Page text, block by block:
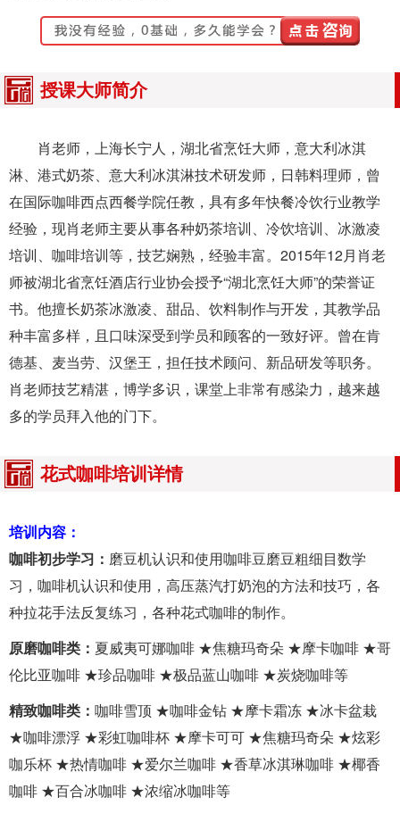
授课大师简介
肖老师，上海长宁人，湖北省烹饪大师，意大利冰淇
淋、港式奶茶、意大利冰淇淋技术研发师，日韩料理师，曾
在国际咖啡西点西餐学院任教，具有多年快餐冷饮行业教学
经验，现肖老师主要从事各种奶茶培训、冷饮培训、冰激凌
培训、咖啡培训等，技艺娴熟，经验丰富。2015年12月肖老
师被湖北省烹饪酒店行业协会授予“湖北烹饪大师”的荣誉证
书。他擅长奶茶冰激凌、甜品、饮料制作与开发，其教学品
种丰富多样，且口味深受到学员和顾客的一致好评。曾在肯
德基、麦当劳、汉堡王，担任技术顾问、新品研发等职务。
肖老师技艺精湛，博学多识，课堂上非常有感染力，越来越
多的学员拜入他的门下。
花式咖啡培训详情
培训内容：
咖啡初步学习： 磨豆机认识和使用咖啡豆磨豆粗细目数学
习，咖啡机认识和使用，高压蒸汽打奶泡的方法和技巧，各
种拉花手法反复练习，各种花式咖啡的制作。
原磨咖啡类： 夏威夷可娜咖啡 ★焦糖玛奇朵 ★摩卡咖啡 ★哥
伦比亚咖啡 ★珍品咖啡 ★极品蓝山咖啡 ★炭烧咖啡等
精致咖啡类： 咖啡雪顶 ★咖啡金钻 ★摩卡霜冻 ★冰卡盆栽
★咖啡漂浮 ★彩虹咖啡杯 ★摩卡可可 ★焦糖玛奇朵 ★炫彩
咖乐杯 ★热情咖啡 ★爱尔兰咖啡 ★香草冰淇琳咖啡 ★椰香
咖啡 ★百合冰咖啡 ★浓缩冰咖啡等